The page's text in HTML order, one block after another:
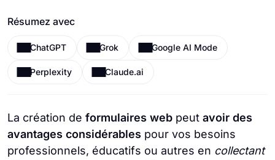
Résumez avec
ChatGPT Grok Google AI Mode
Perplexity Claude.ai
La création de formulaires web peut avoir des
avantages considérables pour vos besoins
professionnels, éducatifs ou autres en collectant